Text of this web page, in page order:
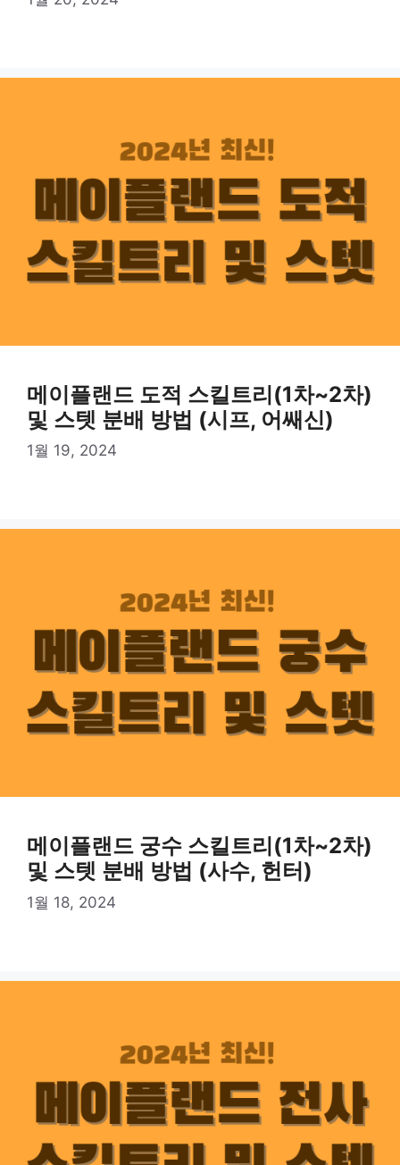
메이플랜드 도적 스킬트리(1차~2차)
및 스텟 분배 방법 (시프, 어쌔신)
1월 19, 2024
메이플랜드 궁수 스킬트리(1차~2차)
및 스텟 분배 방법 (사수, 헌터)
1월 18, 2024